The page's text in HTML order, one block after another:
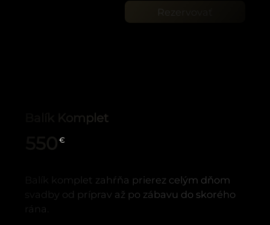
Rezervovať
Balík Komplet
550 €
Balík komplet zahŕňa prierez celým dňom
svadby od príprav až po zábavu do skorého
rána.